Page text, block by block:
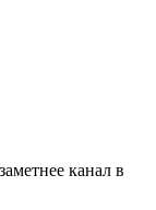
канал в